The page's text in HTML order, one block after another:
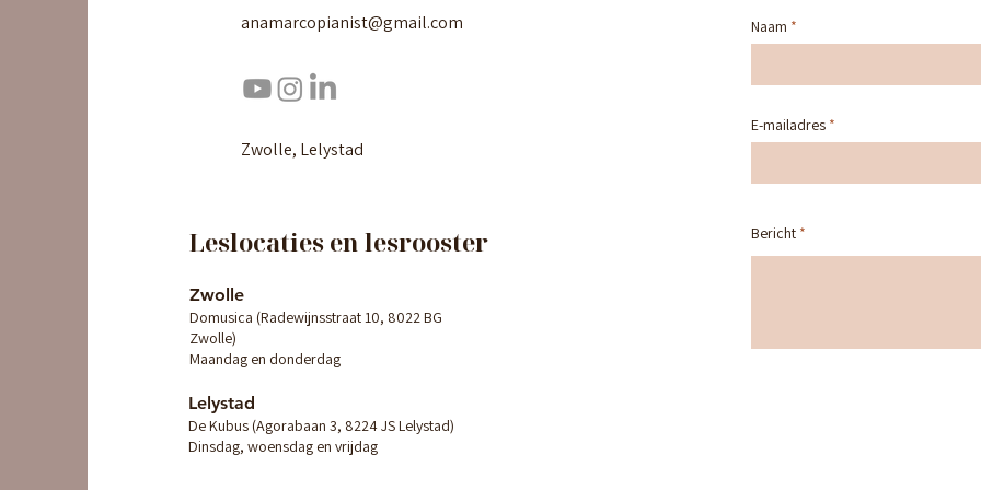
anamarcopianist@gmail.com
Zwolle, Lelystad
Leslocaties en lesrooster
Zwolle
Domusica (Radewijnsstraat 10, 8022 BG
Zwolle)
Maandag en donderdag
Lelystad
De Kubus (Agorabaan 3, 8224 JS Lelystad)
Dinsdag, woensdag en vrijdag
Naam
E-mailadres
Bericht